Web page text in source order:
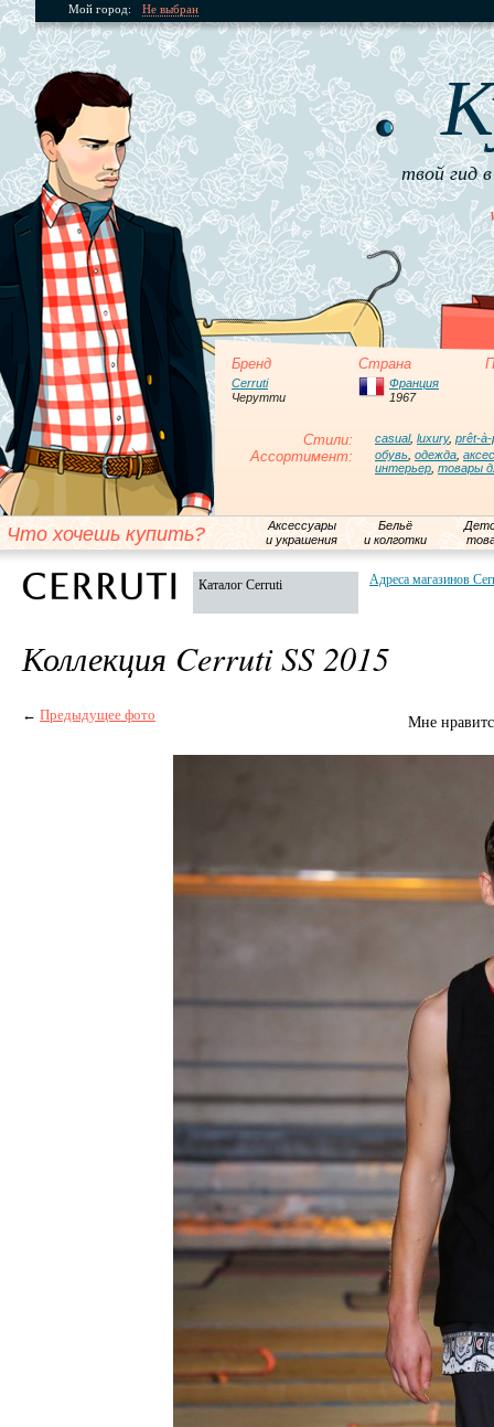
Мой город: Не выбран
твой гид
Бренд Страна
Cerruti
Черутти
Франция
1967
Стили: casual, luxury, prêt-à-
Ассортимент: обувь одежда
интерьер товары
Что хочешь купить?
Аксессуары
и украшения
Бельё
и колготки
Каталог Cerruti Адреса магазинов
Коллекция Cerruti SS 2015
← Предыдущее фото Мне